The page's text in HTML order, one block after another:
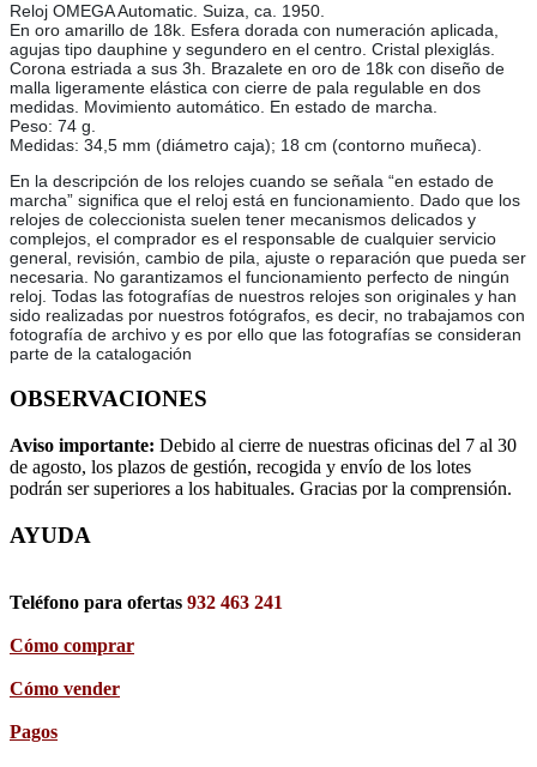
Reloj OMEGA Automatic. Suiza, ca. 1950.
En oro amarillo de 18k. Esfera dorada con numeración aplicada,
agujas tipo dauphine y segundero en el centro. Cristal plexiglás.
Corona estriada a sus 3h. Brazalete en oro de 18k con diseño de
malla ligeramente elástica con cierre de pala regulable en dos
medidas. Movimiento automático. En estado de marcha.
Peso: 74 g.
Medidas: 34,5 mm (diámetro caja); 18 cm (contorno muñeca).
En la descripción de los relojes cuando se señala “en estado de
marcha” significa que el reloj está en funcionamiento. Dado que los
relojes de coleccionista suelen tener mecanismos delicados y
complejos, el comprador es el responsable de cualquier servicio
general, revisión, cambio de pila, ajuste o reparación que pueda ser
necesaria. No garantizamos el funcionamiento perfecto de ningún
reloj. Todas las fotografías de nuestros relojes son originales y han
sido realizadas por nuestros fotógrafos, es decir, no trabajamos con
fotografía de archivo y es por ello que las fotografías se consideran
parte de la catalogación
OBSERVACIONES
Aviso importante: Debido al cierre de nuestras oficinas del 7 al 30
de agosto, los plazos de gestión, recogida y envío de los lotes
podrán ser superiores a los habituales. Gracias por la comprensión.
AYUDA
Teléfono para ofertas 932 463 241
Cómo comprar
Cómo vender
Pagos